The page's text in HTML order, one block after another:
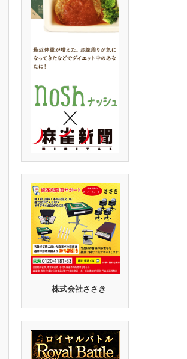
株式会社ささき